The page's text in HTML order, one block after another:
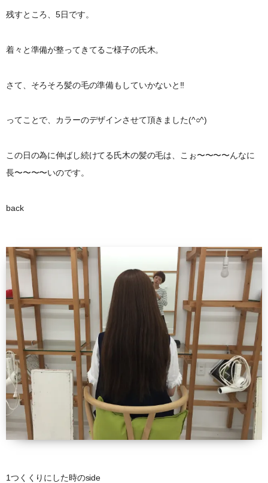
残すところ、5日です。
着々と準備が整ってきてるご様子の氏木。
さて、そろそろ髪の毛の準備もしていかないと‼︎
ってことで、カラーのデザインさせて頂きました(^○^)
この日の為に伸ばし続けてる氏木の髪の毛は、こぉ〜〜〜〜んなに
長〜〜〜〜いのです。
back
1つくくりにした時のside